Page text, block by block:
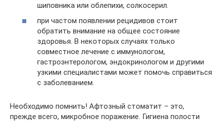
шиповника или облепихи, солкосерил.
при частом появлении рецидивов стоит
обратить внимание на общее состояние
здоровья. В некоторых случаях только
совместное лечение с иммунологом,
гастроэнтерологом, эндокринологом и другими
узкими специалистами может помочь справиться
с заболеванием.
Необходимо помнить! Афтозный стоматит – это,
прежде всего, микробное поражение. Гигиена полости